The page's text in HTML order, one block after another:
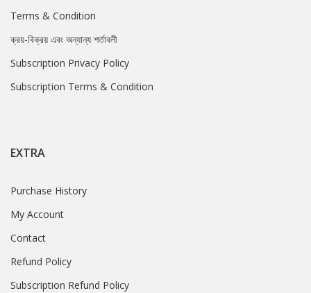
Terms & Condition
ক্রয়-বিক্রয় এবং অন্যান্য শর্তাবলী
Subscription Privacy Policy
Subscription Terms & Condition
EXTRA
Purchase History
My Account
Contact
Refund Policy
Subscription Refund Policy